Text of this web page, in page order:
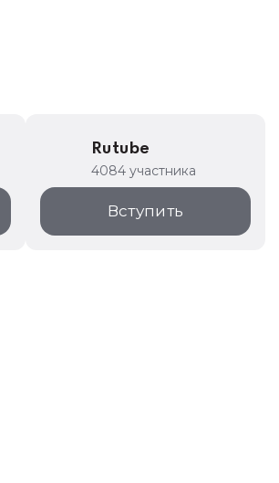
Rutube
4084 участника
Вступить